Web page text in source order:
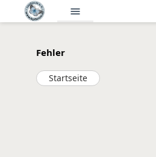
menu
Fehler
Startseite